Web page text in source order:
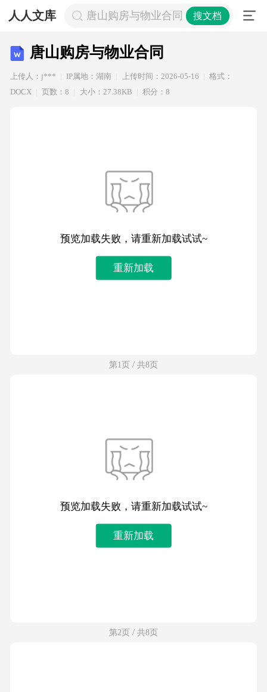
人人文库 唐山购房与物业合同 搜文档
唐山购房与物业合同
上传人：j*** IP属地：湖南 上传时间：2026-05-16
格式：
DOCX
页数：8 大小：27.38KB 积分：8
预览加载失败，请重新加载试试~
重新加载
第1页 / 共8页
预览加载失败，请重新加载试试~
重新加载
第2页 / 共8页